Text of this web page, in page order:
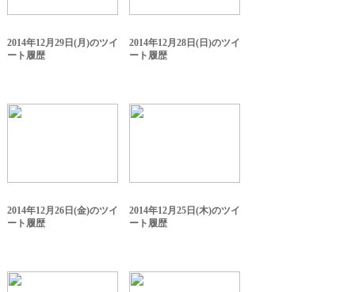
2014年12月29日(月)のツイ
ート履歴
2014年12月28日(日)のツイ
ート履歴
2014年12月26日(金)のツイ
ート履歴
2014年12月25日(木)のツイ
ート履歴